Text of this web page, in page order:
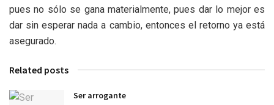
pues no sólo se gana materialmente, pues dar lo mejor es
dar sin esperar nada a cambio, entonces el retorno ya está
asegurado.
Related posts
Ser arrogante